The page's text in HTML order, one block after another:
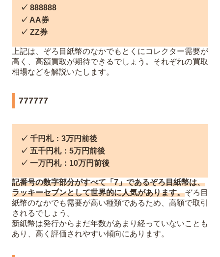
✓ 888888
✓ AA券
✓ ZZ券
上記は、ぞろ目紙幣のなかでもとくにコレクター需要が
高く、高額買取が期待できるでしょう。それぞれの買取
相場などを解説いたします。
777777
✓ 千円札：3万円前後
✓ 五千円札：5万円前後
✓ 一万円札：10万円前後
記番号の数字部分がすべて「7」であるぞろ目紙幣は、
ラッキーセブンとして世界的に人気があります。ぞろ目
紙幣のなかでも需要が高い種類であるため、高額で取引
されるでしょう。
新紙幣は発行からまだ年数があまり経っていないことも
あり、高く評価されやすい傾向にあります。